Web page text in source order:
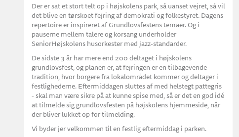
Der er sat et stort telt op i højskolens park, så uanset vejret, så vil
det blive en tørskoet fejring af demokrati og folkestyret. Dagens
repertoire er inspireret af Grundlovsfestens temaer. Og i
pauserne mellem talere og korsang underholder
SeniorHøjskolens husorkester med jazz-standarder.
De sidste 3 år har mere end 200 deltaget i højskolens
grundlovsfest, og planen er, at fejringen er en tilbagevende
tradition, hvor borgere fra lokalområdet kommer og deltager i
festlighederne. Eftermiddagen sluttes af med helstegt pattegris
- skal man være sikre på at kunne spise med, så er det en god idé
at tilmelde sig grundlovsfesten på højskolens hjemmeside, når
der bliver lukket op for tilmelding.
Vi byder jer velkommen til en festlig eftermiddag i parken.